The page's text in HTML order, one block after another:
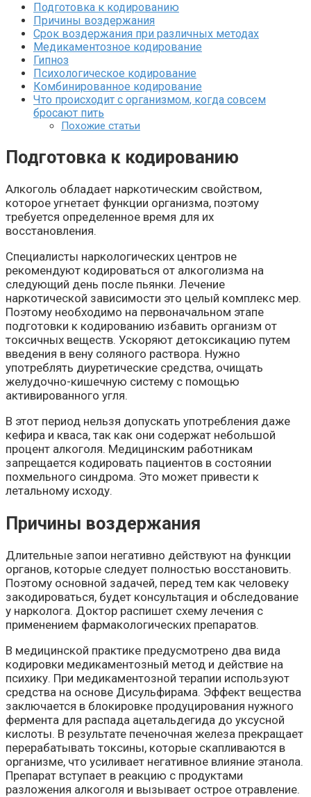
Подготовка к кодированию
Причины воздержания
Срок воздержания при различных методах
Медикаментозное кодирование
Гипноз
Психологическое кодирование
Комбинированное кодирование
Что происходит с организмом, когда совсем
бросают пить
Похожие статьи
Подготовка к кодированию
Алкоголь обладает наркотическим свойством,
которое угнетает функции организма, поэтому
требуется определенное время для их
восстановления.
Специалисты наркологических центров не
рекомендуют кодироваться от алкоголизма на
следующий день после пьянки. Лечение
наркотической зависимости это целый комплекс мер.
Поэтому необходимо на первоначальном этапе
подготовки к кодированию избавить организм от
токсичных веществ. Ускоряют детоксикацию путем
введения в вену соляного раствора. Нужно
употреблять диуретические средства, очищать
желудочно-кишечную систему с помощью
активированного угля.
В этот период нельзя допускать употребления даже
кефира и кваса, так как они содержат небольшой
процент алкоголя. Медицинским работникам
запрещается кодировать пациентов в состоянии
похмельного синдрома. Это может привести к
летальному исходу.
Причины воздержания
Длительные запои негативно действуют на функции
органов, которые следует полностью восстановить.
Поэтому основной задачей, перед тем как человеку
закодироваться, будет консультация и обследование
у нарколога. Доктор распишет схему лечения с
применением фармакологических препаратов.
В медицинской практике предусмотрено два вида
кодировки медикаментозный метод и действие на
психику. При медикаментозной терапии используют
средства на основе Дисульфирама. Эффект вещества
заключается в блокировке продуцирования нужного
фермента для распада ацетальдегида до уксусной
кислоты. В результате печеночная железа прекращает
перерабатывать токсины, которые скапливаются в
организме, что усиливает негативное влияние этанола.
Препарат вступает в реакцию с продуктами
разложения алкоголя и вызывает острое отравление.